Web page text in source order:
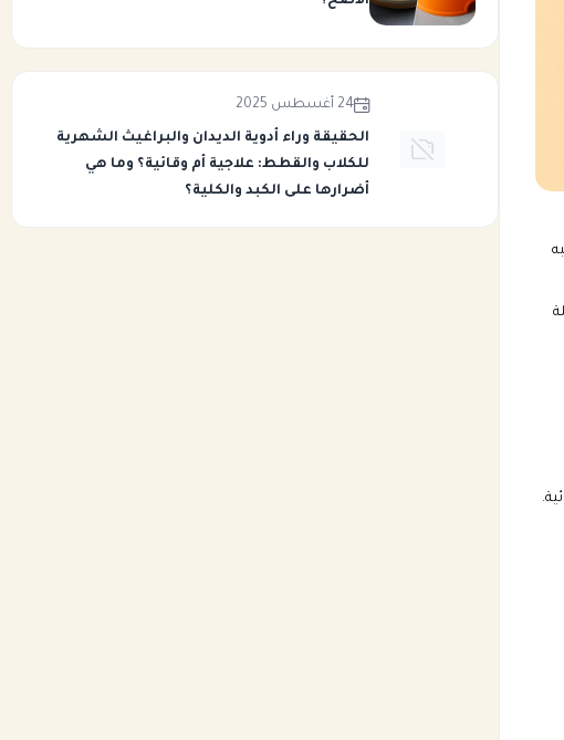
24 أغسطس 2025
الحقيقة وراء أدوية الديدان والبراغيث الشهرية
للكلاب والقطط: علاجية أم وقائية؟ وما هي
أضرارها على الكبد والكلية؟